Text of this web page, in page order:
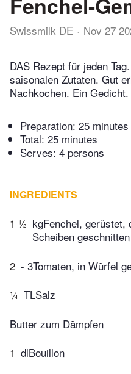
Swissmilk DE Nov 27
DAS Rezept für jeden
saisonalen Zutaten. Gut
Nachkochen. Ein
Preparation: 25 minutes
Total: 25 minutes
Serves: 4 persons
INGREDIENTS
1 ½ kgFenchel, gerüstet,
Scheiben geschnitten
2 - 3Tomaten, in Würfel
¼ TLSalz
Butter zum Dämpfen
1 dlBouillon